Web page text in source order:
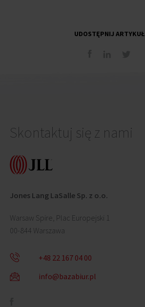
UDOSTĘPNIJ ARTYKUŁ
Skontaktuj się z nami
Jones Lang LaSalle Sp. z o.o.
Warsaw Spire, Plac Europejski 1
00-844 Warszawa
+48 22 167 04 00
info@bazabiur.pl